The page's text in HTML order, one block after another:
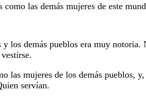
las demás mujeres de este
los demás pueblos era muy
las mujeres de los demás
servían.